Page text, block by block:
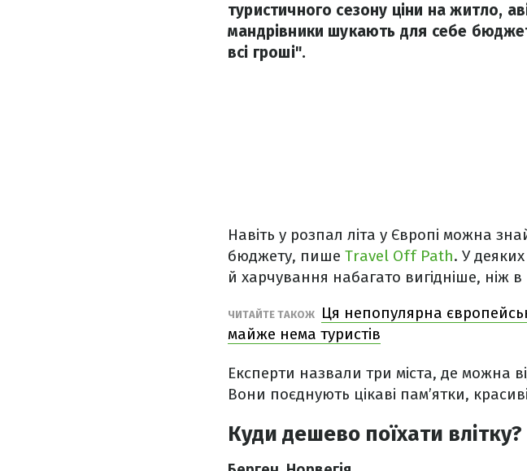
туристичного сезону ціни на житло,
мандрівники шукають для себе
всі гроші".
Навіть у розпал літа у Європі можна
бюджету, пише Travel Off Path. У
й харчування набагато вигідніше, ніж
ЧИТАЙТЕ ТАКОЖ
Ця непопулярна
майже нема туристів
Експерти назвали три міста, де можна
Вони поєднують цікаві пам’ятки,
Куди дешево поїхати влітку?